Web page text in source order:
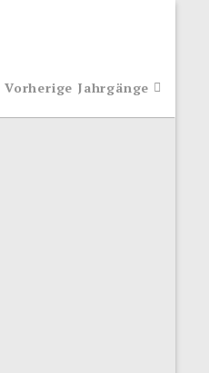
Vorherige Jahrgänge